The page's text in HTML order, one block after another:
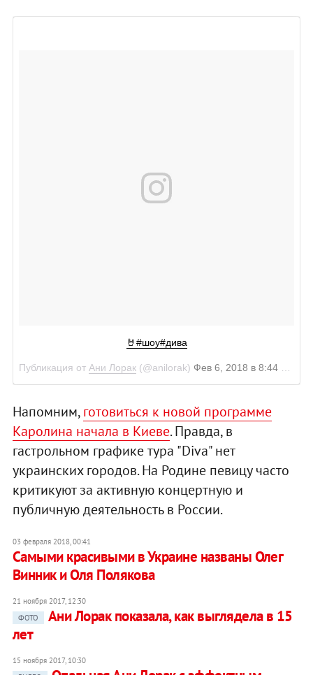
🤘#шоу#дива
Публикация от Ани Лорак(@anilorak) Фев 6, 2018 в 8:44 PST
Напомним,готовиться к новой программе
Каролина начала в Киеве. Правда, в
гастрольном графике тура "Diva" нет
украинских городов. На Родине певицу часто
критикуют за активную концертную и
публичную деятельность в России.
03 февраля 2018, 00:41
​Самыми красивыми в Украине названы Олег
Винник и Оля Полякова
21 ноября 2017, 12:30
ФОТО
Ани Лорак показала, как выглядела в 15
лет
15 ноября 2017, 10:30